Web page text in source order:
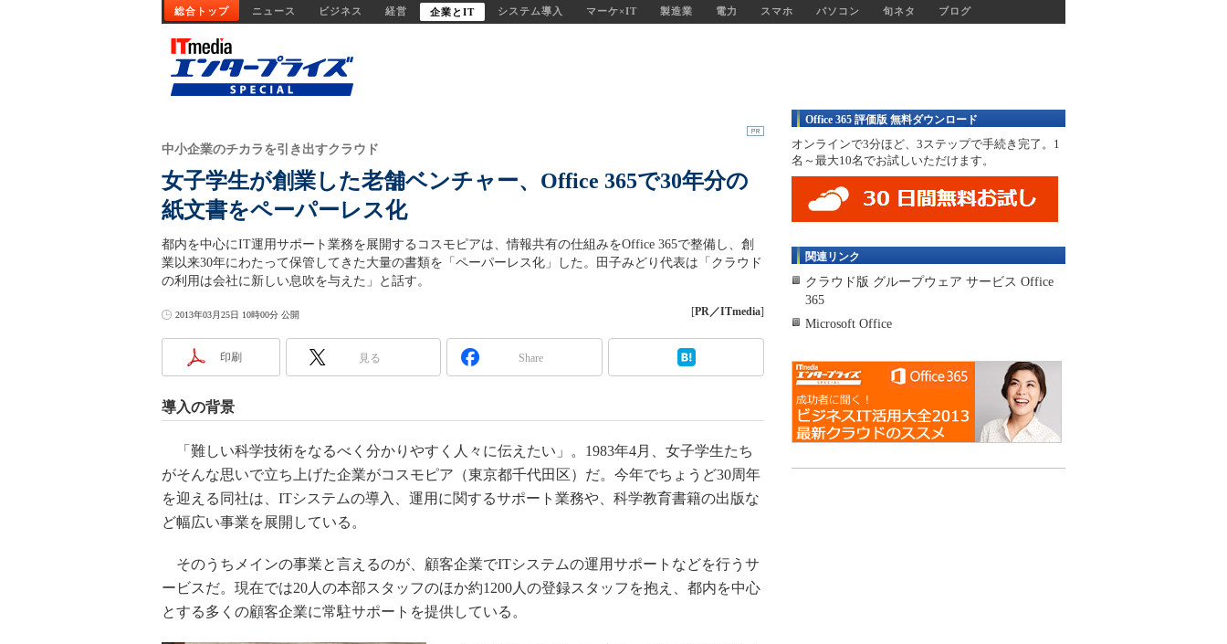
総合トップ ニュース ビジネス 経営 企業とIT システム導入 マーケ×IT 製造業 電力 スマホ パソコン 旬ネタ ブログ
女子学生が創業した老舗ベンチャー、Office 365で30年分の
紙文書をペーパーレス化
中小企業のチカラを引き出すクラウド
都内を中心にIT運用サポート業務を展開するコスモピアは、情報共有の仕組みをOffice 365で整備し、創
業以来30年にわたって保管してきた大量の書類を「ペーパーレス化」した。田子みどり代表は「クラウド
の利用は会社に新しい息吹を与えた」と話す。
2013年03月25日 10時00分 公開 [PR／ITmedia]
印刷 見る Share
導入の背景
「難しい科学技術をなるべく分かりやすく人々に伝えたい」。1983年4月、女子学生たち
がそんな思いで立ち上げた企業がコスモピア（東京都千代田区）だ。今年でちょうど30周年
を迎える同社は、ITシステムの導入、運用に関するサポート業務や、科学教育書籍の出版な
ど幅広い事業を展開している。
そのうちメインの事業と言えるのが、顧客企業でITシステムの運用サポートなどを行うサ
ービスだ。現在では20人の本部スタッフのほか約1200人の登録スタッフを抱え、都内を中心
とする多くの顧客企業に常駐サポートを提供している。
Office 365 評価版 無料ダウンロード
オンラインで3分ほど、3ステップで手続き完了。1
名～最大10名でお試しいただけます。
関連リンク
クラウド版 グループウェア サービス Office
365
Microsoft Office